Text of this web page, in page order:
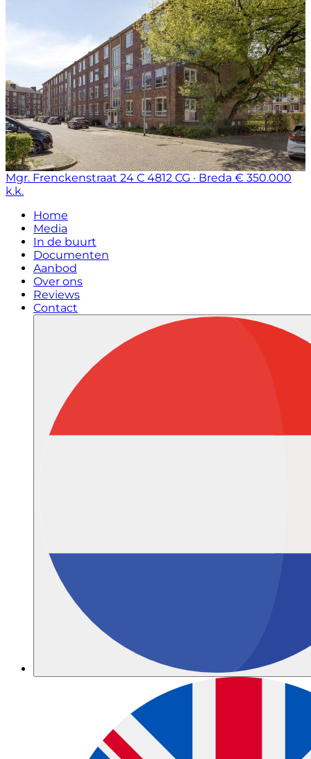
Mgr. Frenckenstraat 24 C 4812 CG · Breda € 350.000
k.k.
Home
Media
In de buurt
Documenten
Aanbod
Over ons
Reviews
Contact